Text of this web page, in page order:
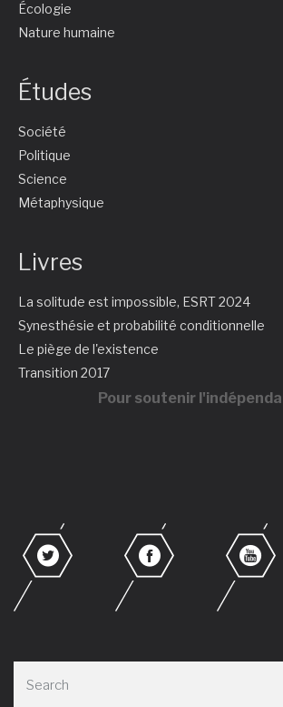
Écologie
Nature humaine
Études
Société
Politique
Science
Métaphysique
Livres
La solitude est impossible, ESRT 2024
Synesthésie et probabilité conditionnelle
Le piège de l'existence
Transition 2017
Pour soutenir